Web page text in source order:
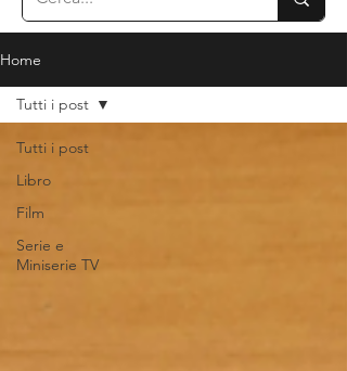
Home
Tutti i post
Libro
Film
Serie e
Miniserie TV
Tutti i post